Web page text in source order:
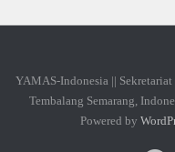
YAMAS-Indonesia ||
Tembalang Semarang,
Powered by